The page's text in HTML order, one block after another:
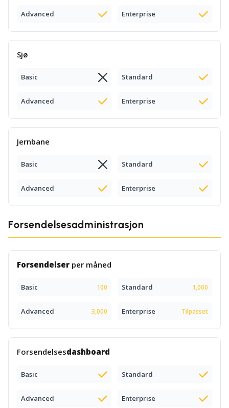
Advanced Enterprise
Sjø
Basic Standard
Advanced Enterprise
Jernbane
Basic Standard
Advanced Enterprise
Forsendelsesadministrasjon
Forsendelser per måned
Basic 100 Standard 1,000
Advanced 3,000 Enterprise Tilpasset
Forsendelsesdashboard
Basic Standard
Advanced Enterprise